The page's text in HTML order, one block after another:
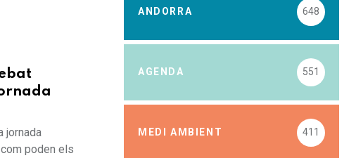
jornada
poden els
ANDORRA 648
AGENDA 551
MEDI AMBIENT 411